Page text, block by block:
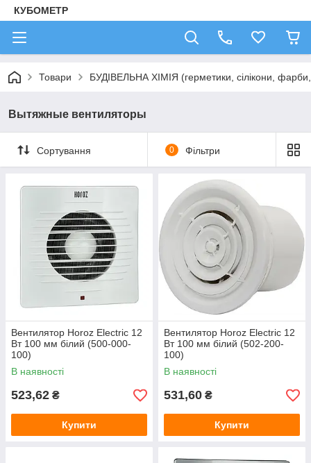
КУБОМЕТР
Товари БУДІВЕЛЬНА ХІМІЯ (герметики, сілікони, фарби,
Вытяжные вентиляторы
Сортування 0 Фільтри
Вентилятор Horoz Electric 12
Вт 100 мм білий (500-000-
100)
В наявності
523,62 ₴
Купити
Вентилятор Horoz Electric 12
Вт 100 мм білий (502-200-
100)
В наявності
531,60 ₴
Купити